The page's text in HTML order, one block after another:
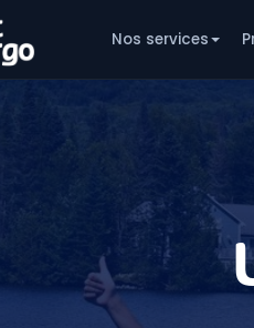
Nos services